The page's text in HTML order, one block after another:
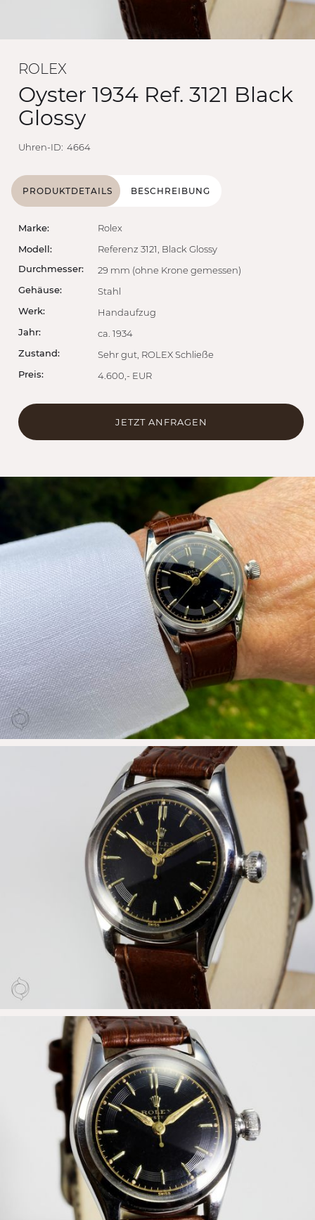
ROLEX
Oyster 1934 Ref. 3121 Black
Glossy
Uhren-ID: 4664
PRODUKTDETAILS BESCHREIBUNG
Marke:
Modell:
Durchmesser:
Gehäuse:
Werk:
Jahr:
Zustand:
Preis:
Rolex
Referenz 3121, Black Glossy
29 mm (ohne Krone gemessen)
Stahl
Handaufzug
ca. 1934
Sehr gut, ROLEX Schließe
4.600,- EUR
JETZT ANFRAGEN